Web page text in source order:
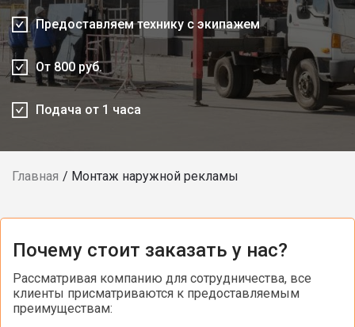
Предоставляем технику с экипажем
От 800 руб.
Подача от 1 часа
Главная Монтаж наружной рекламы
Почему стоит заказать у нас?
Рассматривая компанию для сотрудничества, все
клиенты присматриваются к предоставляемым
преимуществам: